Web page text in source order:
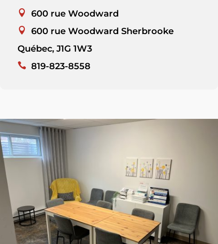
600 rue Woodward
600 rue Woodward Sherbrooke
Québec, J1G 1W3
819-823-8558